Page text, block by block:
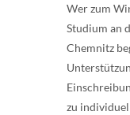
Wer zum
Studium an
Chemnitz
zu